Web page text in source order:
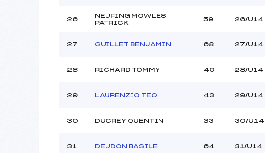
26
NEUFING MOWLES
PATRICK
59 26/U14
27 GUILLET BENJAMIN 68 27/U14
28 RICHARD TOMMY 40 28/U14
29 LAURENZIO TEO 43 29/U14
30 DUCREY QUENTIN 33 30/U14
31 DEUDON BASILE 64 31/U14